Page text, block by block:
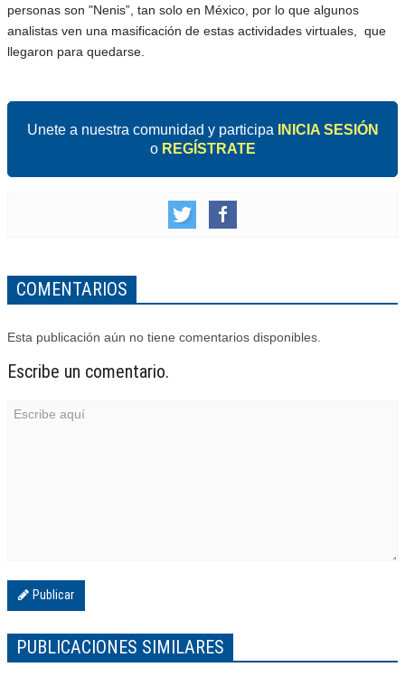
personas son "Nenis”, tan solo en México, por lo que algunos
analistas ven una masificación de estas actividades virtuales, que
llegaron para quedarse.
Unete a nuestra comunidad y participa
INICIA SESIÓN
o REGÍSTRATE
COMENTARIOS
Esta publicación aún no tiene comentarios disponibles.
Escribe un comentario.
Publicar
PUBLICACIONES SIMILARES